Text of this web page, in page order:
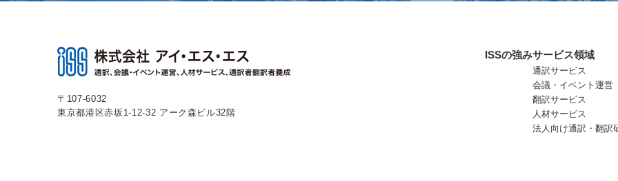
〒107-6032
東京都港区赤坂1-12-32 アーク森ビル32階
ISSの強みサービス領域
通訳サービス
会議・イベント運営
翻訳サービス
人材サービス
法人向け通訳・翻訳